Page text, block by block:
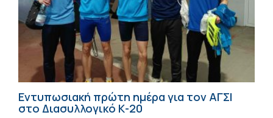
Εντυπωσιακή πρώτη ημέρα για τον ΑΓΣΙ
στο Διασυλλογικό Κ-20